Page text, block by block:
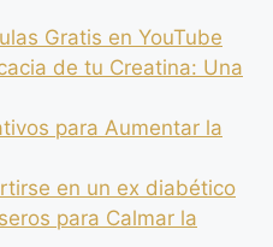
Gratis en YouTube
de tu Creatina: Una
para Aumentar la
en un ex diabético
para Calmar la